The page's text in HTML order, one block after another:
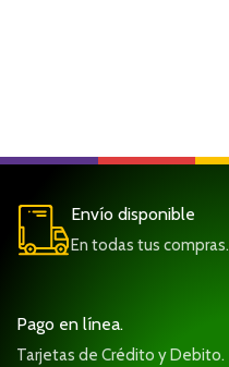
Envío disponible
En todas tus compras.
Pago en línea.
Tarjetas de Crédito y Debito.